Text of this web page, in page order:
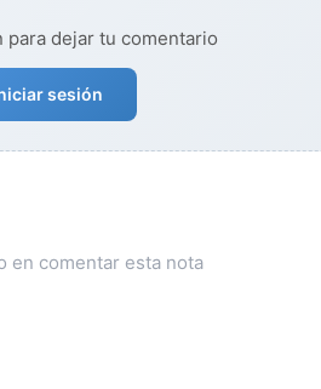
para dejar tu comentario
sesión
en comentar esta nota